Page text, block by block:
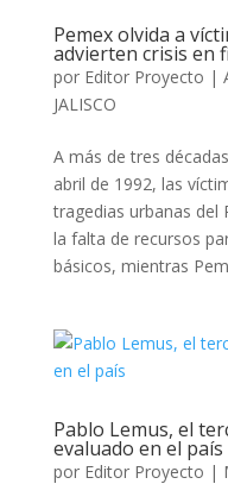
Pemex olvida a
advierten crisis en
por Editor Proyecto |
JALISCO
A más de tres
abril de 1992, las
tragedias urbanas del
la falta de recursos
básicos, mientras
Pablo Lemus, el
evaluado en el país
por Editor Proyecto |